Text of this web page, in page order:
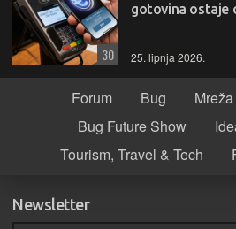
gotovina ostaje
25. lipnja 2026.
30
Forum Bug Mreža
Bug Future Show
Tourism, Travel & Tech
Newsletter